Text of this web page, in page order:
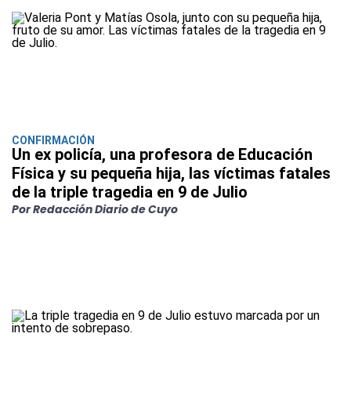
CONFIRMACIÓN
Un ex policía, una profesora de Educación
Física y su pequeña hija, las víctimas fatales
de la triple tragedia en 9 de Julio
Por Redacción Diario de Cuyo